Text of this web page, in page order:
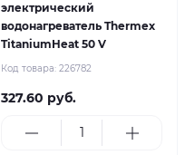
электрический
водонагреватель Thermex
TitaniumHeat 50 V
Код товара: 226782
327.60 руб.